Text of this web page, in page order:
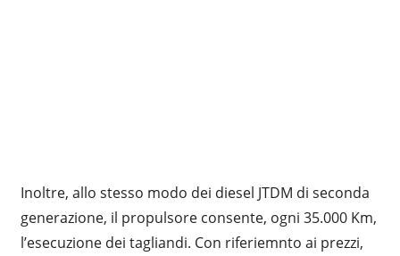
Inoltre, allo stesso modo dei diesel JTDM di seconda
generazione, il propulsore consente, ogni 35.000 Km,
l’esecuzione dei tagliandi. Con riferiemnto ai prezzi,